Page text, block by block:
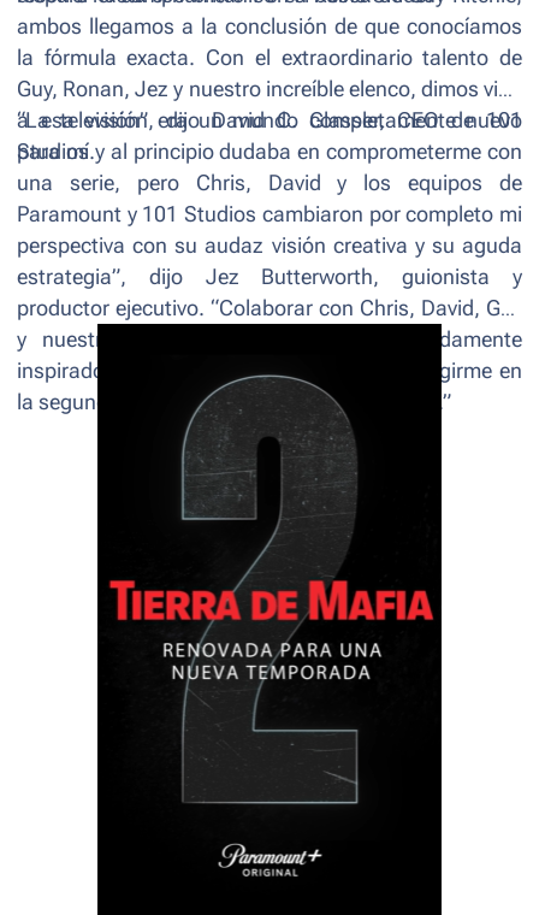
ambos llegamos a la conclusión de que conocíamos
la fórmula exacta. Con el extraordinario talento de
Guy, Ronan, Jez y nuestro increíble elenco, dimos vida
a esa visión”, dijo David C. Glasser, CEO de 101
Studios.
“La televisión era un mundo completamente nuevo
para mí y al principio dudaba en comprometerme con
una serie, pero Chris, David y los equipos de
Paramount y 101 Studios cambiaron por completo mi
perspectiva con su audaz visión creativa y su aguda
estrategia”, dijo Jez Butterworth, guionista y
productor ejecutivo. “Colaborar con Chris, David, Guy
y nuestro elenco estelar ha sido profundamente
inspirador, y estoy entusiasmado por sumergirme en
la segunda temporada de TIERRA DE MAFIA .”